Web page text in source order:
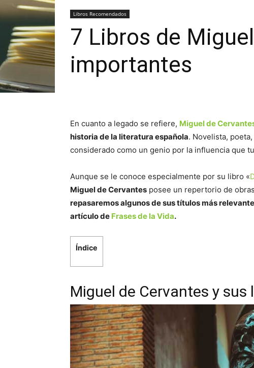
Libros Recomendados
7 Libros de
importantes
En cuanto a legado se refiere, Miguel de
historia de la literatura española. Novelista,
considerado como un genio por la influencia que
Aunque se le conoce especialmente por su libro «
Miguel de Cervantes posee un repertorio de
repasaremos algunos de sus títulos más
artículo de Frases de la Vida.
Índice
Miguel de Cervantes y